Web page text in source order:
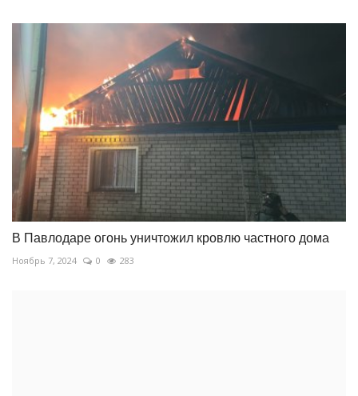
В Павлодаре огонь уничтожил кровлю частного дома
Ноябрь 7, 2024 0 283